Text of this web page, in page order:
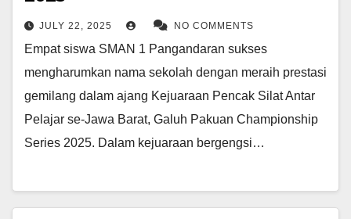
JULY 22, 2025 NO COMMENTS
Empat siswa SMAN 1 Pangandaran sukses
mengharumkan nama sekolah dengan meraih prestasi
gemilang dalam ajang Kejuaraan Pencak Silat Antar
Pelajar se-Jawa Barat, Galuh Pakuan Championship
Series 2025. Dalam kejuaraan bergengsi…